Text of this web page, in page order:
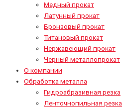
Медный прокат
Латунный прокат
Бронзовый прокат
Титановый прокат
Нержавеющий прокат
Черный металлопрокат
О компании
Обработка металла
Гидроабразивная резка
Ленточнопильная резка